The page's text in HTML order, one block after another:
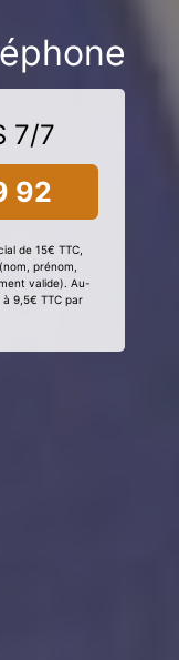
7/7
92
de 15€ TTC,
prénom,
valide). Au-
9,5€ TTC par